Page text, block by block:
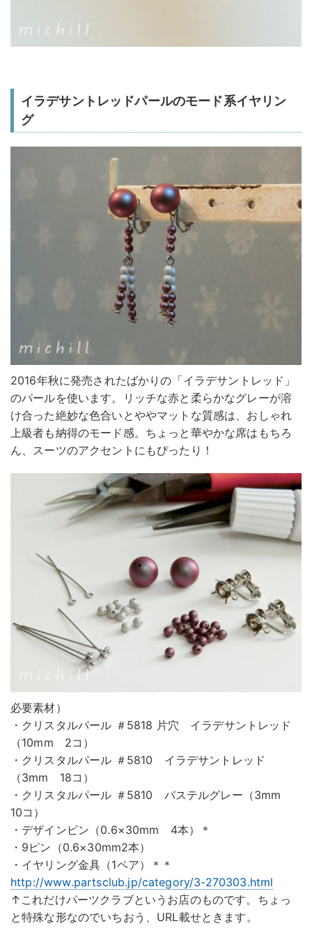
イラデサントレッドパールのモード系イヤリン
グ
2016年秋に発売されたばかりの「イラデサントレッド」
のパールを使います。リッチな赤と柔らかなグレーが溶
け合った絶妙な色合いとややマットな質感は、おしゃれ
上級者も納得のモード感。ちょっと華やかな席はもちろ
ん、スーツのアクセントにもぴったり！
必要素材）
・クリスタルパール ＃5818 片穴 イラデサントレッド
（10mm 2コ）
・クリスタルパール ＃5810 イラデサントレッド
（3mm 18コ）
・クリスタルパール ＃5810 パステルグレー（3mm
10コ）
・デザインピン（0.6×30mm 4本）＊
・9ピン（0.6×30mm2本）
・イヤリング金具（1ペア）＊＊
http://www.partsclub.jp/category/3-270303.html
↑これだけパーツクラブというお店のものです。ちょっ
と特殊な形なのでいちおう、URL載せときます。